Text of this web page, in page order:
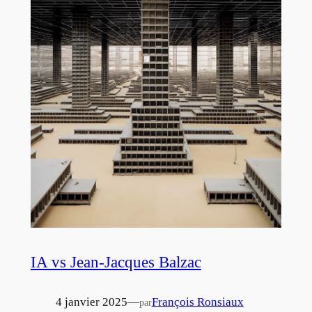
IA vs Jean-Jacques Balzac
4 janvier 2025—parFrançois Ronsiaux